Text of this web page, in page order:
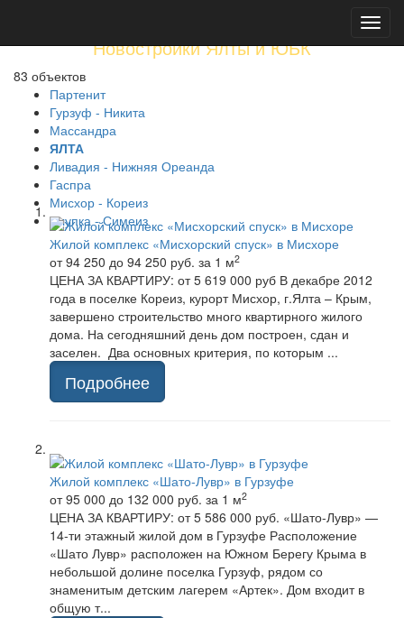
Новостройки Ялты и ЮБК
83 объектов
Партенит
Гурзуф - Никита
Массандра
ЯЛТА
Ливадия - Нижняя Ореанда
Гаспра
Мисхор - Кореиз
Алупка - Симеиз
Жилой комплекс «Мисхорский спуск» в Мисхоре
от 94 250 до 94 250 руб. за 1 м2
ЦЕНА ЗА КВАРТИРУ: от 5 619 000 руб В декабре 2012
года в поселке Кореиз, курорт Мисхор, г.Ялта – Крым,
завершено строительство много квартирного жилого
дома. На сегодняшний день дом построен, сдан и
заселен. Два основных критерия, по которым ...
Подробнее
Жилой комплекс «Шато-Лувр» в Гурзуфе
от 95 000 до 132 000 руб. за 1 м2
ЦЕНА ЗА КВАРТИРУ: от 5 586 000 руб. «Шато-Лувр» —
14-ти этажный жилой дом в Гурзуфе Расположение
«Шато Лувр» расположен на Южном Берегу Крыма в
небольшой долине поселка Гурзуф, рядом со
знаменитым детским лагерем «Артек». Дом входит в
общую т...